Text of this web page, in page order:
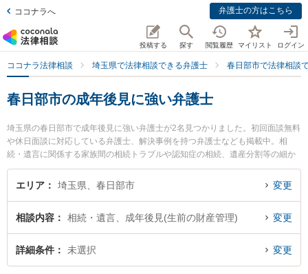
ココナラへ 弁護士の方はこちら
投稿する 探す 閲覧履歴 マイリスト ログイン
ココナラ法律相談 埼玉県で法律相談できる弁護士 春日部市で法律相談
春日部市の成年後見に強い弁護士
埼玉県の春日部市で成年後見に強い弁護士が2名見つかりました。初回面談無料
や休日面談に対応している弁護士、解決事例を持つ弁護士なども掲載中。相
続・遺言に関係する家族間の相続トラブルや認知症の相続、遺産分割等の細か
な分野での絞り込み検索もでき便利です。特に水戸貴之法律事務所の水戸 貴之
弁護士ややまぐち法律事務所の山口 翔一弁護士のプロフィール情報や弁護士費
績豊富な近くの弁護士を検索したい』『初回相談無料で成年後見を法律相談で
きる春日部市内の弁護士に相談予約したい』などでお困りの相談者さんにおす
すめです。
エリア 埼玉県、春日部市 変更
相談内容 相続・遺言、成年後見(生前の財産管理) 変更
詳細条件 未選択 変更